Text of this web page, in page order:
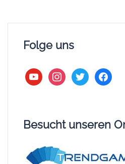
Folge uns
youtubeinstagram
twitter facebook
Besucht unseren